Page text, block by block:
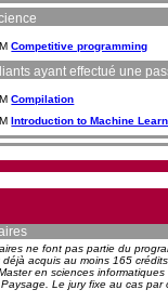
MCompetitive programming
ayant effectué une
MCompilation
MIntroduction to Machine
ne font pas partie du
acquis au moins 165
en sciences
Le jury fixe au cas